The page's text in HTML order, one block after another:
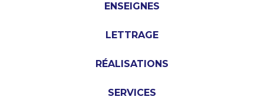
ENSEIGNES
LETTRAGE
RÉALISATIONS
SERVICES